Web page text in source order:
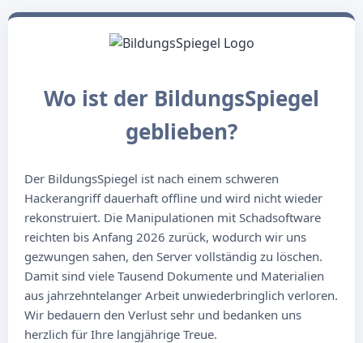
Wo ist der BildungsSpiegel
geblieben?
Der BildungsSpiegel ist nach einem schweren
Hackerangriff dauerhaft offline und wird nicht wieder
rekonstruiert. Die Manipulationen mit Schadsoftware
reichten bis Anfang 2026 zurück, wodurch wir uns
gezwungen sahen, den Server vollständig zu löschen.
Damit sind viele Tausend Dokumente und Materialien
aus jahrzehntelanger Arbeit unwiederbringlich verloren.
Wir bedauern den Verlust sehr und bedanken uns
herzlich für Ihre langjährige Treue.